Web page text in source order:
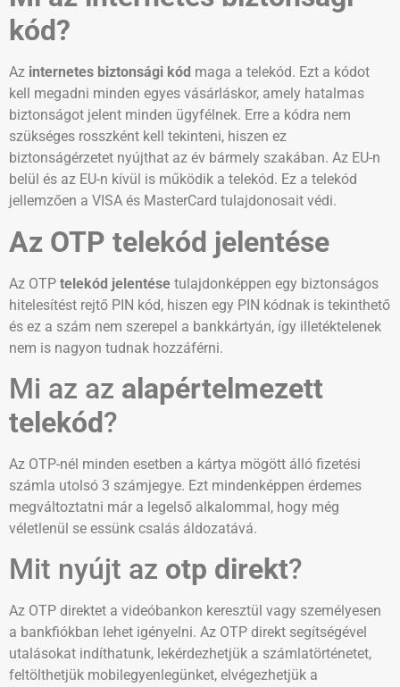
kód?
Az internetes biztonsági kód maga a telekód. Ezt a kódot
kell megadni minden egyes vásárláskor, amely hatalmas
biztonságot jelent minden ügyfélnek. Erre a kódra nem
szükséges rosszként kell tekinteni, hiszen ez
biztonságérzetet nyújthat az év bármely szakában. Az EU-n
belül és az EU-n kívül is működik a telekód. Ez a telekód
jellemzően a VISA és MasterCard tulajdonosait védi.
Az OTP telekód jelentése
Az OTP telekód jelentése tulajdonképpen egy biztonságos
hitelesítést rejtő PIN kód, hiszen egy PIN kódnak is tekinthető
és ez a szám nem szerepel a bankkártyán, így illetéktelenek
nem is nagyon tudnak hozzáférni.
Mi az az alapértelmezett
telekód?
Az OTP-nél minden esetben a kártya mögött álló fizetési
számla utolsó 3 számjegye. Ezt mindenképpen érdemes
megváltoztatni már a legelső alkalommal, hogy még
véletlenül se essünk csalás áldozatává.
Mit nyújt az otp direkt?
Az OTP direktet a videóbankon keresztül vagy személyesen
a bankfiókban lehet igényelni. Az OTP direkt segítségével
utalásokat indíthatunk, lekérdezhetjük a számlatörténetet,
feltölthetjük mobilegyenlegünket, elvégezhetjük a